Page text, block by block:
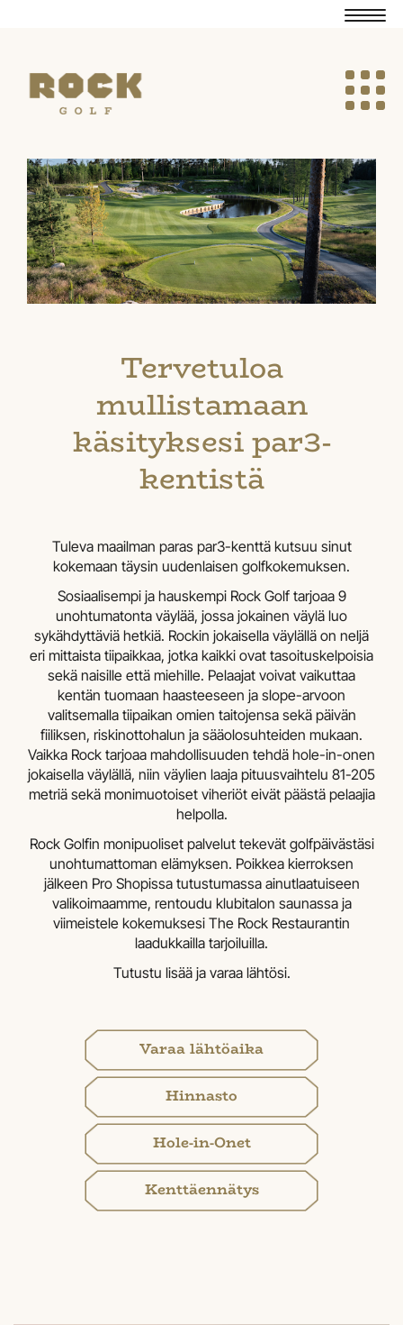
Tervetuloa
mullistamaan
käsityksesi par3-
kentistä
Tuleva maailman paras par3-kenttä kutsuu sinut
kokemaan täysin uudenlaisen golfkokemuksen.
Sosiaalisempi ja hauskempi Rock Golf tarjoaa 9
unohtumatonta väylää, jossa jokainen väylä luo
sykähdyttäviä hetkiä. Rockin jokaisella väylällä on neljä
eri mittaista tiipaikkaa, jotka kaikki ovat tasoituskelpoisia
sekä naisille että miehille. Pelaajat voivat vaikuttaa
kentän tuomaan haasteeseen ja slope-arvoon
valitsemalla tiipaikan omien taitojensa sekä päivän
fiiliksen, riskinottohalun ja sääolosuhteiden mukaan.
Vaikka Rock tarjoaa mahdollisuuden tehdä hole-in-onen
jokaisella väylällä, niin väylien laaja pituusvaihtelu 81-205
metriä sekä monimuotoiset viheriöt eivät päästä pelaajia
helpolla.
Rock Golfin monipuoliset palvelut tekevät golfpäivästäsi
unohtumattoman elämyksen. Poikkea kierroksen
jälkeen Pro Shopissa tutustumassa ainutlaatuiseen
valikoimaamme, rentoudu klubitalon saunassa ja
viimeistele kokemuksesi The Rock Restaurantin
laadukkailla tarjoiluilla.
Tutustu lisää ja varaa lähtösi.
Varaa lähtöaika
Hinnasto
Hole-in-Onet
Kenttäennätys